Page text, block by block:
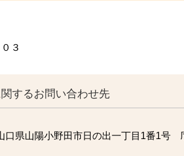
３
するお問い合わせ先
口県山陽小野田市日の出一丁目1番1号